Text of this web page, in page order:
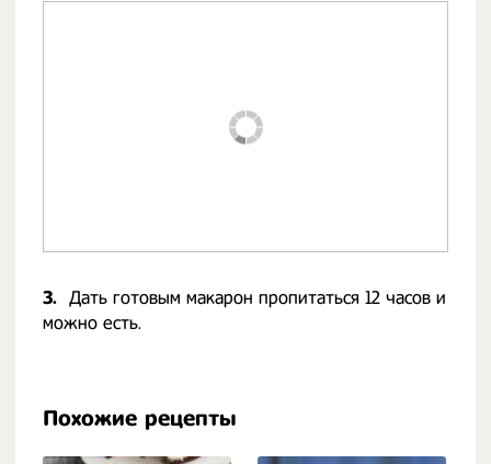
3. Дать готовым макарон пропитаться 12 часов и
можно есть.
Похожие рецепты